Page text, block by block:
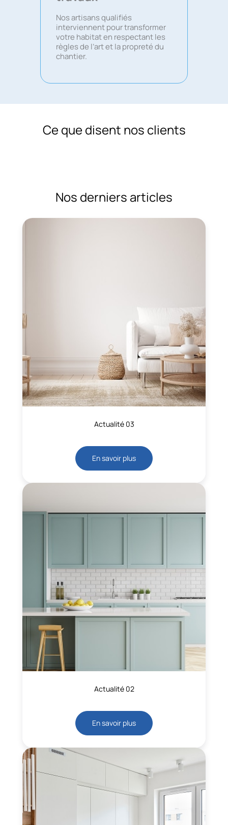
Nos artisans qualifiés
interviennent pour transformer
votre habitat en respectant les
règles de l’art et la propreté du
chantier.
Ce que disent nos clients
Nos derniers articles
Actualité 03
En savoir plus
Actualité 02
En savoir plus